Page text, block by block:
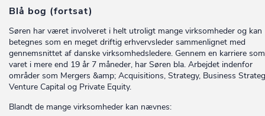
Blå bog (fortsat)
Søren har været involveret i helt utroligt mange virksomheder og kan
betegnes som en meget driftig erhvervsleder sammenlignet med
gennemsnittet af danske virksomhedsledere. Gennem en karriere
varet i mere end 19 år 7 måneder, har Søren bla. Arbejdet indenfor
områder som Mergers &amp; Acquisitions, Strategy, Business
Venture Capital og Private Equity.
Blandt de mange virksomheder kan nævnes: